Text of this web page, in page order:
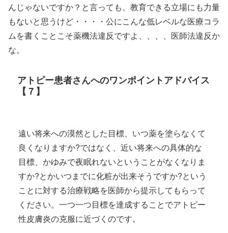
んじゃないですか？と言っても、教育できる立場にも力量
もないと思うけど・・・・公にこんな低レベルな医療コラ
ムを書くことこそ薬機法違反ですよ、、、、医師法違反か
な。
アトピー患者さんへのワンポイントアドバイス
【７】
遠い将来への漠然とした目標、いつ薬を塗らなくて
良くなりますか?ではなく、近い将来への具体的な
目標、かゆみで夜眠れないということがなくなりま
すか?とかいつまでに化粧が出来そうですか?という
ことに対する治療戦略を医師から提示してもらって
ください。一つ一つ目標を達成することでアトピー
性皮膚炎の克服に近づくのです。